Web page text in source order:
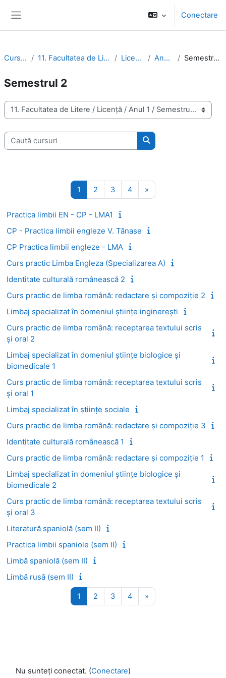
Conectare
Cursuri 11. Facultatea de Litere Licență Anul 1 Semestrul 2
Semestrul 2
Categorii curs
Caută cursuri
Caută cursuri
1 Pagina 1
2 Pagina 2
3Pagina 3
4Pagina 4
»
Practica limbii EN - CP - LMA1
CP - Practica limbii engleze V. Tănase
CP Practica limbii engleze - LMA
Curs practic Limba Engleza (Specializarea A)
Identitate culturală românească 2
Curs practic de limba română: redactare și compoziție 2
Limbaj specializat în domeniul ştiinţe inginereşti
Curs practic de limba română: receptarea textului scris
şi oral 2
Limbaj specializat în domeniul ştiinţe biologice şi
biomedicale 1
Curs practic de limba română: receptarea textului scris
şi oral 1
Limbaj specializat în științe sociale
Curs practic de limba română: redactare și compoziție 3
Identitate culturală românească 1
Curs practic de limba română: redactare și compoziție 1
Limbaj specializat în domeniul ştiinţe biologice şi
biomedicale 2
Curs practic de limba română: receptarea textului scris
şi oral 3
Literatură spaniolă (sem II)
Practica limbii spaniole (sem II)
Limbă spaniolă (sem II)
Limbă rusă (sem II)
1 Pagina 1
2 Pagina 2
3Pagina 3
4Pagina 4
»
Nu sunteți conectat. (Conectare)